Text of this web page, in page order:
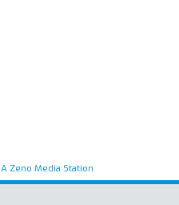
A Zeno Media Station